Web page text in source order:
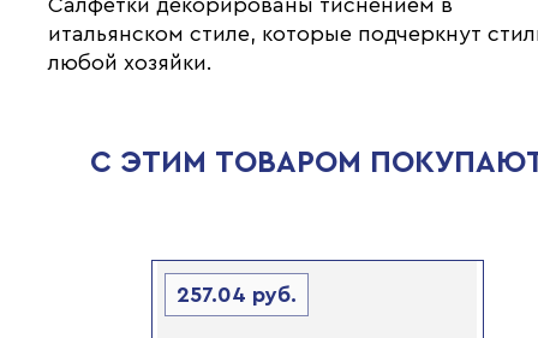
Салфетки декорированы тиснением в
итальянском стиле, которые подчеркнут
любой хозяйки.
С ЭТИМ ТОВАРОМ
257.04 руб.